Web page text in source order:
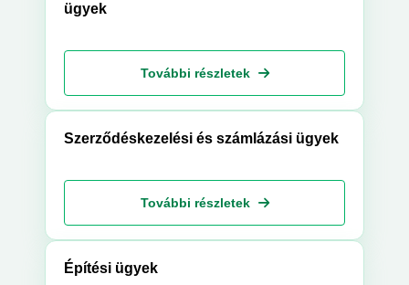
ügyek
További részletek
Szerződéskezelési és számlázási ügyek
További részletek
Építési ügyek